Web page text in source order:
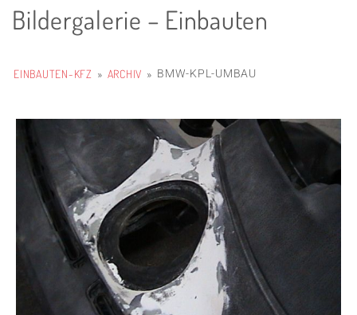
Bildergalerie – Einbauten
EINBAUTEN-KFZ » ARCHIV » BMW-KPL-UMBAU